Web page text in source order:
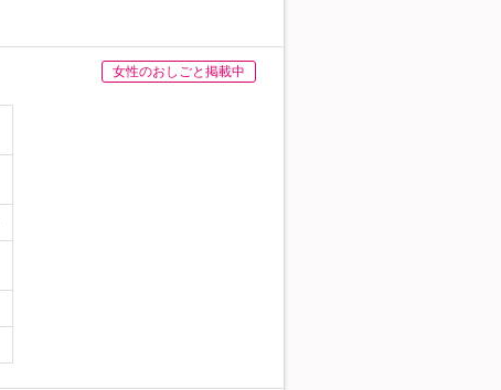
女性のおしごと掲載中